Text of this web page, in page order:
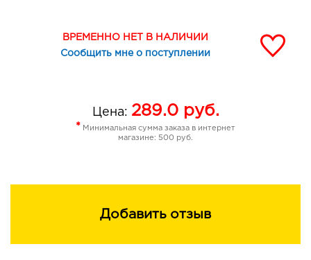
ВРЕМЕННО НЕТ В НАЛИЧИИ
Сообщить мне о поступлении
Цена: 289.0руб.
* Минимальная сумма заказа в интернет
магазине: 500 руб.
Добавить отзыв